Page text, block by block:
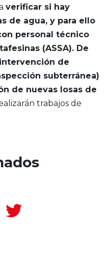
verificar si hay
de agua, y para ello
personal técnico
(ASSA). De
de
subterránea)
de nuevas losas de
trabajos de